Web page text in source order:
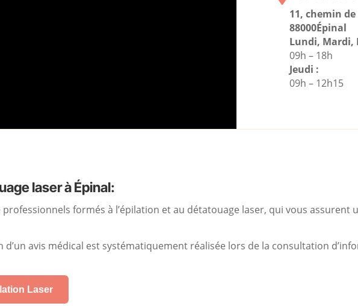
11, chemin
88000Épinal
Lundi, Mardi,
09h – 18h
Jeudi :
09h – 12h15
laser à Épinal:
professionnels formés à l’épilation et au détatouage laser, qui vous
d’un avis médical est systématiquement réalisée lors de la consultation
Laser